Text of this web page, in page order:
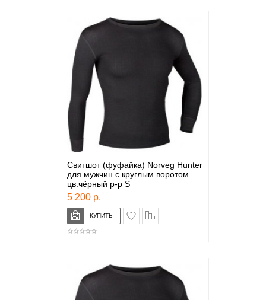
Свитшот (фуфайка) Norveg Hunter
для мужчин с круглым воротом
цв.чёрный р-р S
5 200 р.
в закладки